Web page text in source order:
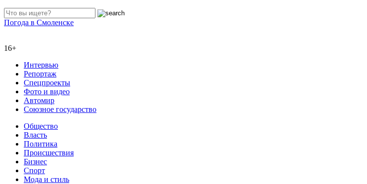
Погода в Смоленске
16+
Интервью
Репортаж
Спецпроекты
Фото и видео
Автомир
Союзное государство
Общество
Власть
Политика
Происшествия
Бизнес
Спорт
Мода и стиль